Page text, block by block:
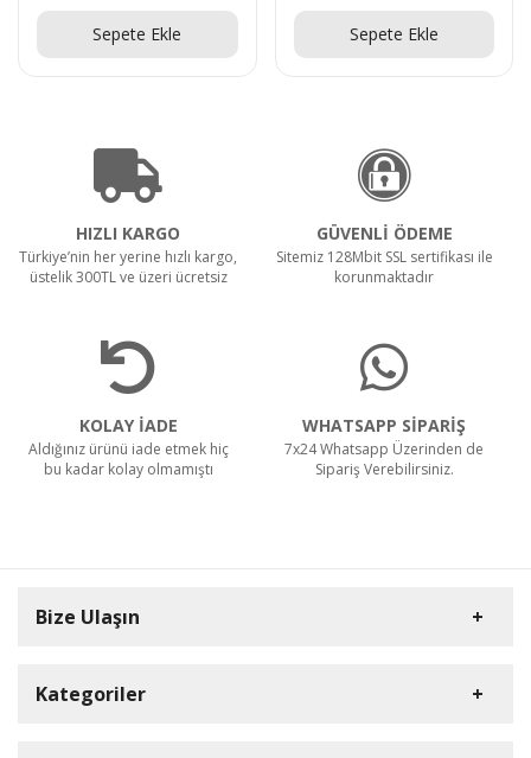
Sepete Ekle
Sepete Ekle
HIZLI KARGO
Türkiye’nin her yerine hızlı kargo,
üstelik 300TL ve üzeri ücretsiz
GÜVENLİ ÖDEME
Sitemiz 128Mbit SSL sertifikası ile
korunmaktadır
KOLAY İADE
Aldığınız ürünü iade etmek hiç
bu kadar kolay olmamıştı
WHATSAPP SİPARİŞ
7x24 Whatsapp Üzerinden de
Sipariş Verebilirsiniz.
Bize Ulaşın
Kategoriler